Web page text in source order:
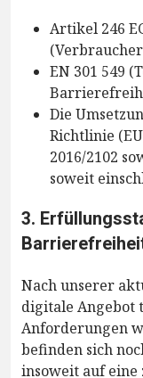
Artikel 246
EN 301 549
Die
Richtlinie
2016/2102
soweit
3.
Nach unserer
digitale Angebot
Anforderungen
befinden sich
insoweit auf eine